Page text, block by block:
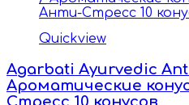
Quickview
Agarbati Ayurvedic
Ароматические
Стресс 10 конусов